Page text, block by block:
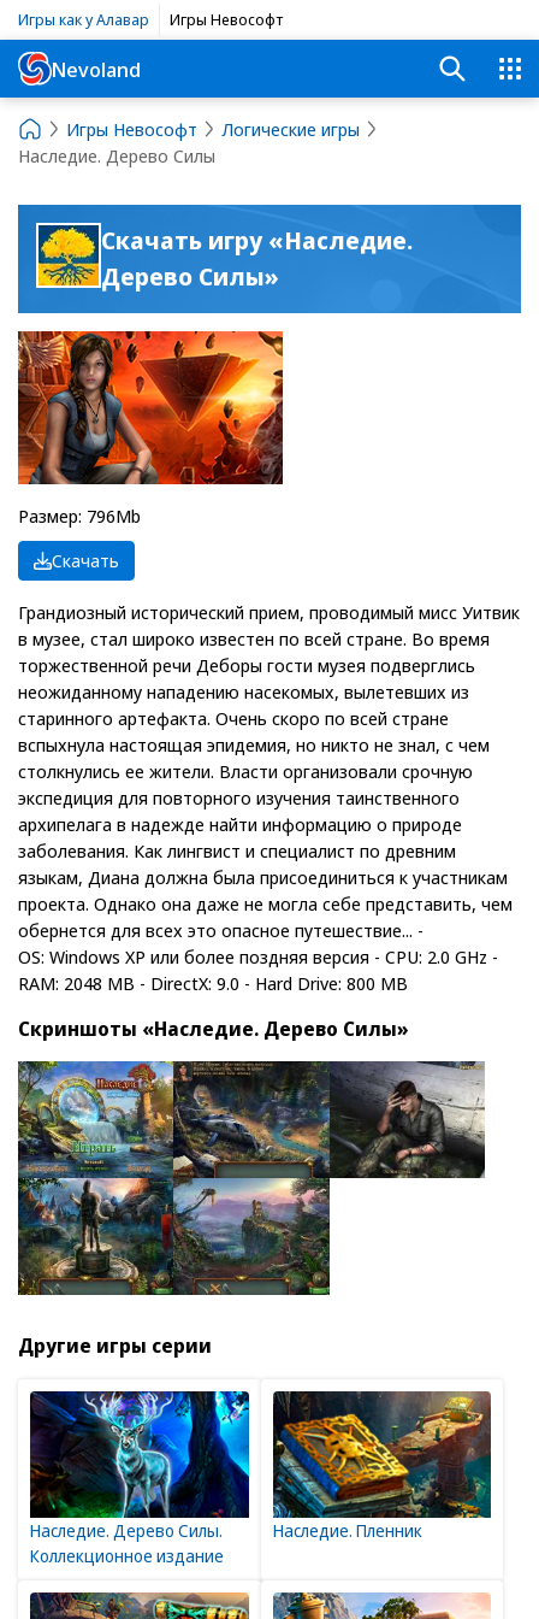
Игры как у Алавар Игры Невософт
Nevoland
Игры Невософт
Логические игры
Наследие. Дерево Силы
Скачать игру «Наследие.
Дерево Силы»
Размер: 796Mb
Скачать
Грандиозный исторический прием, проводимый мисс Уитвик
в музее, стал широко известен по всей стране. Во время
торжественной речи Деборы гости музея подверглись
неожиданному нападению насекомых, вылетевших из
старинного артефакта. Очень скоро по всей стране
вспыхнула настоящая эпидемия, но никто не знал, с чем
столкнулись ее жители. Власти организовали срочную
экспедиция для повторного изучения таинственного
архипелага в надежде найти информацию о природе
заболевания. Как лингвист и специалист по древним
языкам, Диана должна была присоединиться к участникам
проекта. Однако она даже не могла себе представить, чем
обернется для всех это опасное путешествие... -
OS: Windows XP или более поздняя версия - CPU: 2.0 GHz -
RAM: 2048 MB - DirectX: 9.0 - Hard Drive: 800 MB
Скриншоты «Наследие. Дерево Силы»
Другие игры серии
Наследие. Дерево Силы.
Коллекционное издание
Наследие. Пленник